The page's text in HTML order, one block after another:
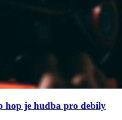
hop je hudba pro debily